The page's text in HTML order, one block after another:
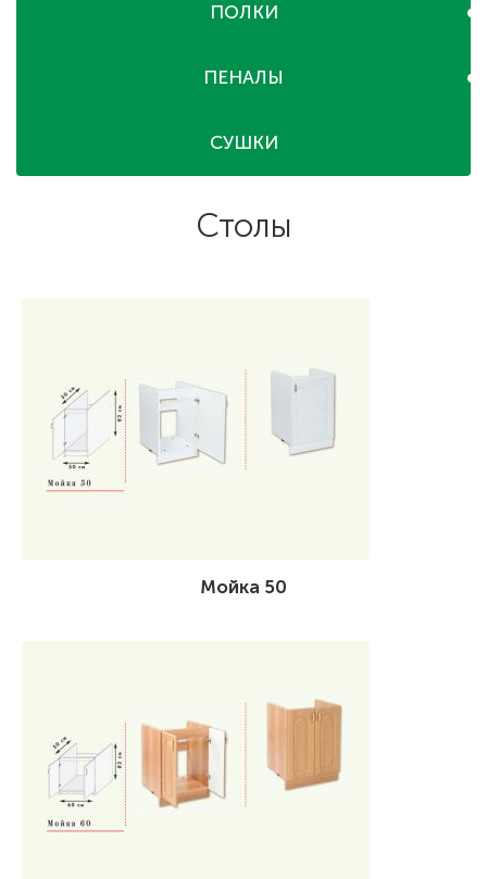
ПОЛКИ
ПЕНАЛЫ
СУШКИ
Столы
Мойка 50